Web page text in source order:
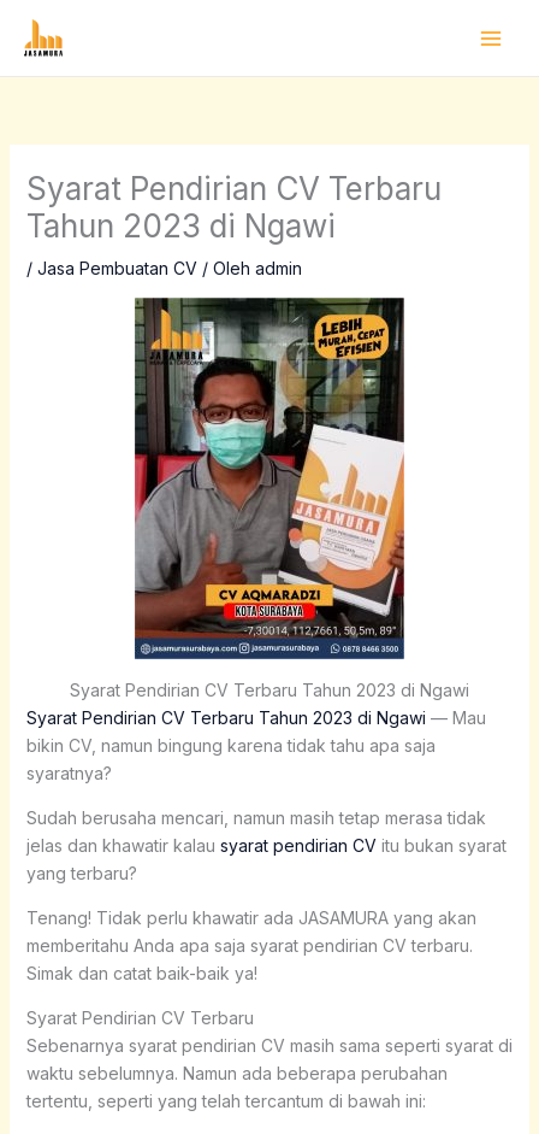
Syarat Pendirian CV Terbaru
Tahun 2023 di Ngawi
/ Jasa Pembuatan CV/ Oleh admin
Syarat Pendirian CV Terbaru Tahun 2023 di Ngawi
Syarat Pendirian CV Terbaru Tahun 2023 di Ngawi — Mau
bikin CV, namun bingung karena tidak tahu apa saja
syaratnya?
Sudah berusaha mencari, namun masih tetap merasa tidak
jelas dan khawatir kalau syarat pendirian CVitu bukan syarat
yang terbaru?
Tenang! Tidak perlu khawatir ada JASAMURA yang akan
memberitahu Anda apa saja syarat pendirian CV terbaru.
Simak dan catat baik-baik ya!
Syarat Pendirian CV Terbaru
Sebenarnya syarat pendirian CV masih sama seperti syarat di
waktu sebelumnya. Namun ada beberapa perubahan
tertentu, seperti yang telah tercantum di bawah ini: